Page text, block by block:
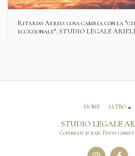
Ritardo Aereo: cosa cambia con la
eccezionale”. STUDIO LEGALE
STUDIO LEGALE
Copyright © 2026 Tutti i
HOME ALTRO